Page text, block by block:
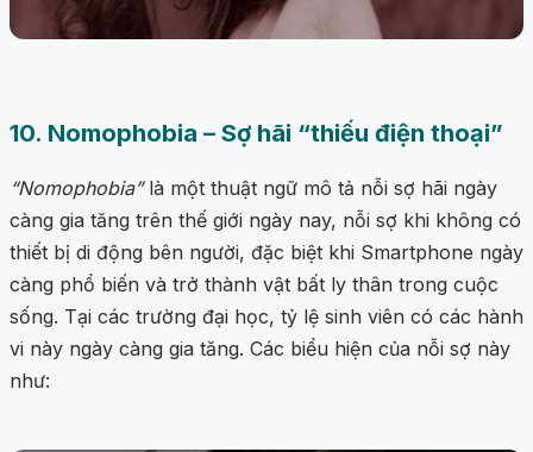
10. Nomophobia – Sợ hãi “thiếu điện thoại”
“Nomophobia”là một thuật ngữ mô tả nỗi sợ hãi ngày
càng gia tăng trên thế giới ngày nay, nỗi sợ khi không có
thiết bị di động bên người, đặc biệt khi Smartphone ngày
càng phổ biến và trở thành vật bất ly thân trong cuộc
sống. Tại các trường đại học, tỷ lệ sinh viên có các hành
vi này ngày càng gia tăng. Các biểu hiện của nỗi sợ này
như: